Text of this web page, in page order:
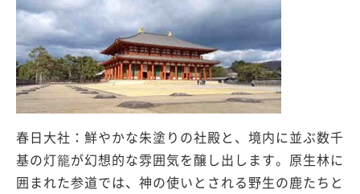
春日大社：鮮やかな朱塗りの社殿と、境内に並ぶ数千
基の灯籠が幻想的な雰囲気を醸し出します。原生林に
囲まれた参道では、神の使いとされる野生の鹿たちと